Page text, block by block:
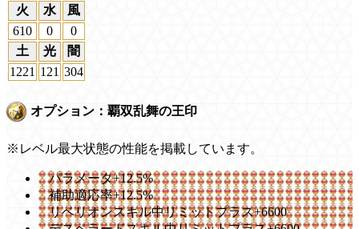
火 水
風
610
0
0
土
光
闇
1221 121 304
オプション：覇双乱舞の王印
※レベル最大状態の性能を掲載しています。
パラメータ+12.5%
補助適応率+12.5%
リベリオンスキル中リミットプラス+6600